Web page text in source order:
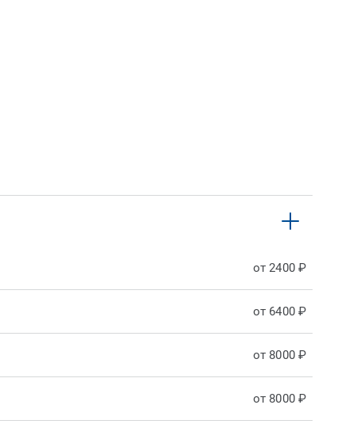
от 2400 ₽
от 6400 ₽
от 8000 ₽
от 8000 ₽